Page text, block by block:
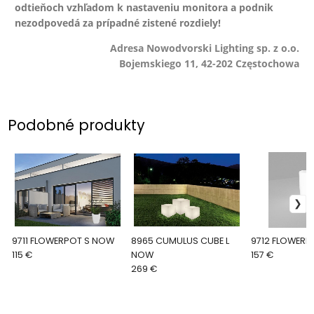
odtieňoch vzhľadom k nastaveniu monitora a podnik
nezodpovedá za prípadné zistené rozdiely!
Adresa Nowodvorski Lighting sp. z o.o.
Bojemskiego 11, 42-202 Częstochowa
Podobné produkty
9711 FLOWERPOT S NOW
115 €
8965 CUMULUS CUBE L
NOW
269 €
9712
157 €